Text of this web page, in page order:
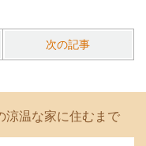
次の記事
涼温な家に住むまで